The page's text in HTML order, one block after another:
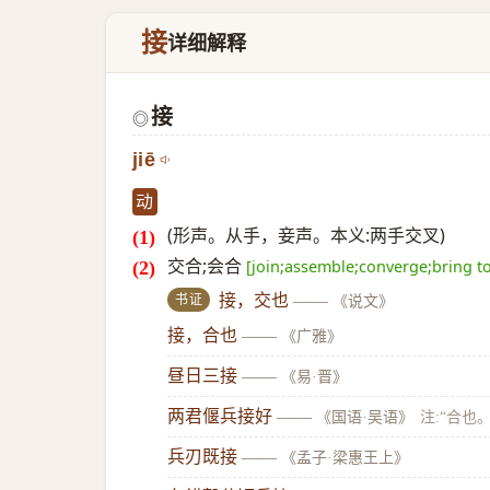
接详细解释
◎接
jiē
动
(形声。从手，妾声。本义:两手交叉)
交合;会合 [join;assemble;converge;bring
书证 接，交也 —— 《说文》
接，合也 —— 《广雅》
昼日三接 —— 《易·晋》
两君偃兵接好 —— 《国语·吴语》 注:“合也
兵刃既接 —— 《孟子·梁惠王上》